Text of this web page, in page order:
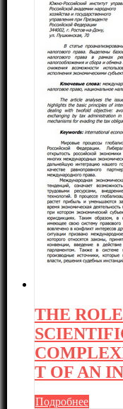
THE
T OF AN
Подробнее